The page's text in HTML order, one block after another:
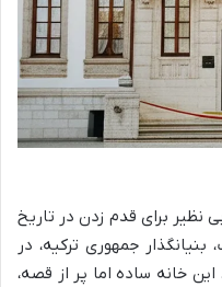
نظیر برای قدم زدن در تاریخ
جمهوری ترکیه، در
خانه ساده اما پر از قصه،